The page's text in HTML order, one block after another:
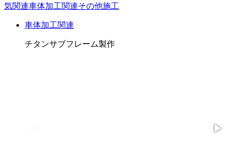
気関連車体加工関連その他施工
車体加工関連
チタンサブフレーム製作